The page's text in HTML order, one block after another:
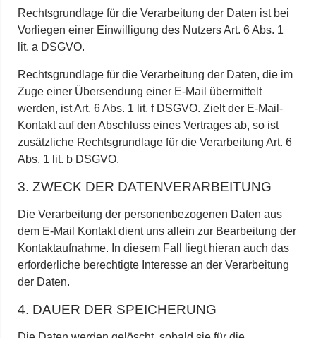
Rechtsgrundlage für die Verarbeitung der Daten ist bei
Vorliegen einer Einwilligung des Nutzers Art. 6 Abs. 1
lit. a DSGVO.
Rechtsgrundlage für die Verarbeitung der Daten, die im
Zuge einer Übersendung einer E-Mail übermittelt
werden, ist Art. 6 Abs. 1 lit. f DSGVO. Zielt der E-Mail-
Kontakt auf den Abschluss eines Vertrages ab, so ist
zusätzliche Rechtsgrundlage für die Verarbeitung Art. 6
Abs. 1 lit. b DSGVO.
3. ZWECK DER DATENVERARBEITUNG
Die Verarbeitung der personenbezogenen Daten aus
dem E-Mail Kontakt dient uns allein zur Bearbeitung der
Kontaktaufnahme. In diesem Fall liegt hieran auch das
erforderliche berechtigte Interesse an der Verarbeitung
der Daten.
4. DAUER DER SPEICHERUNG